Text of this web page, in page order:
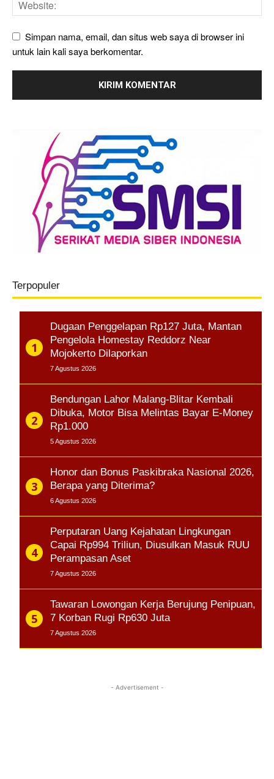
Simpan nama, email, dan situs web saya di browser ini
untuk lain kali saya berkomentar.
Terpopuler
Dugaan Penggelapan Rp127 Juta, Mantan
Pengelola Homestay Reddorz Near
Mojokerto Dilaporkan
7 Agustus 2026
Bendungan Lahor Malang-Blitar Kembali
Dibuka, Motor Bisa Melintas Bayar E-Money
Rp1.000
5 Agustus 2026
Honor dan Bonus Paskibraka Nasional 2026,
Berapa yang Diterima?
6 Agustus 2026
Perputaran Uang Kejahatan Lingkungan
Capai Rp994 Triliun, Diusulkan Masuk RUU
Perampasan Aset
7 Agustus 2026
Tawaran Lowongan Kerja Berujung Penipuan,
7 Korban Rugi Rp630 Juta
7 Agustus 2026
- Advertisement -